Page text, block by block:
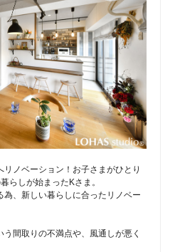
ノベーション！お子さまがひとり
らしが始まったKさま。
為、新しい暮らしに合ったリノベー
間取りの不満点や、風通しが悪く